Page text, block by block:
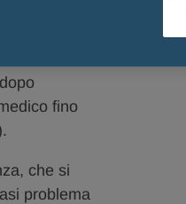
fino
che si
problema